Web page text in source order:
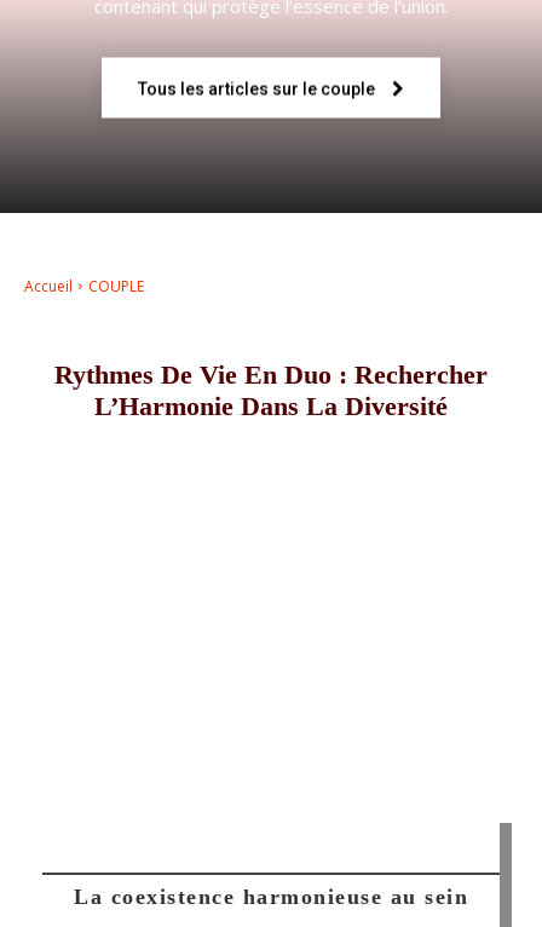
–
contenant qui protège l’essence de l’union.
Tous les articles sur le couple
Accueil COUPLE
Rythmes De Vie En Duo : Rechercher
L’Harmonie Dans La Diversité
La coexistence harmonieuse au sein